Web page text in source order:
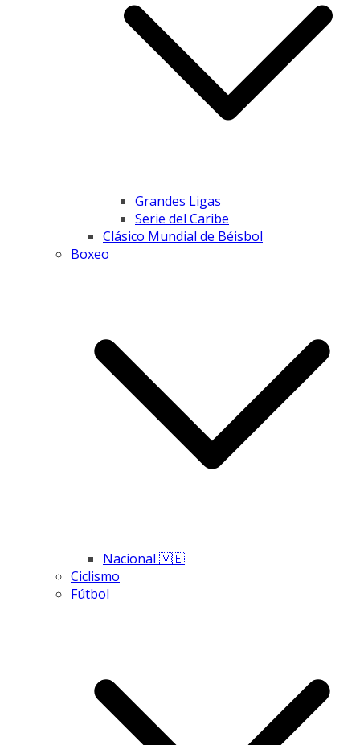
Grandes Ligas
Serie del Caribe
Clásico Mundial de Béisbol
Boxeo
Nacional 🇻🇪
Ciclismo
Fútbol